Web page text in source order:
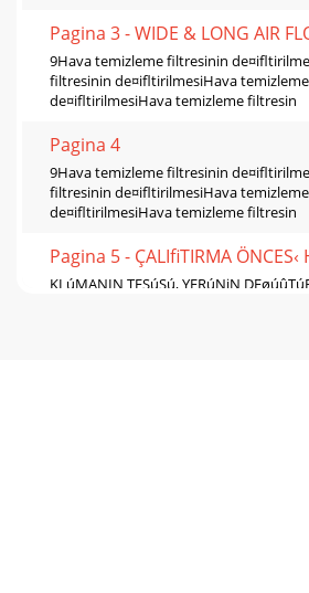
Pagina 3 - WIDE & LONG AIR
9Hava temizleme filtresinin
filtresinin de¤iﬂtirilmesiHava
de¤iﬂtirilmesiHava temizleme filtresin
Pagina 4
9Hava temizleme filtresinin
filtresinin de¤iﬂtirilmesiHava
de¤iﬂtirilmesiHava temizleme filtresin
Pagina 5 - ÇALIﬁTIRMA ÖNCES‹
KLúMANIN TESúSú, YERúNiN